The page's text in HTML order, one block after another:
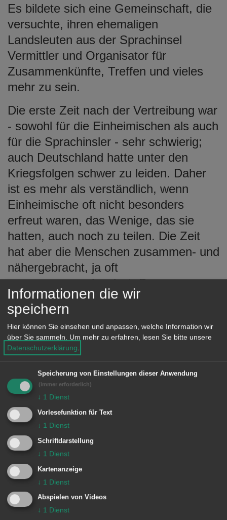
Es bildete sich eine Gemeinschaft, die
versuchte, ihren ehemaligen
Landsleuten aus der Sprachinsel
Vermittler und Organisator für
Zusammenkünfte, Treffen und vieles
mehr zu sein.
Die erste Zeit nach der Vertreibung war
- sowohl für die Einheimischen als auch
für die Sprachinsler - sehr schwierig;
auch Deutschland hatte unter den
Kriegsfolgen schwer zu leiden. Daher
ist es mehr als verständlich, wenn
Einheimische oft nicht besonders
erfreut waren, das Wenige, das sie
hatten, auch noch zu teilen. Die Zeit
hat aber die Menschen zusammen- und
nähergebracht, ja oft
zusammengeschweisst. Der
wirtschaftliche Aufschwung war bald zu
spüren und die Vertriebenen fühlten
sich angekommen und angenommen.
Aalen übernimmt Patenschaft
Orginaltrachten der Wischauer (© Stadt Aalen)
Die Stadtverwaltung Aalen hat am 13.
September 1980 die offizielle
Patenschaft der "Wischauer"
übernommen.
Informationen die wir
speichern
Hier können Sie einsehen und anpassen, welche Information wir
über Sie sammeln. Um mehr zu erfahren, lesen Sie bitte unsere
Datenschutzerklärung.
Speicherung von Einstellungen dieser Anwendung
(immer erforderlich)
↓ 1 Dienst
Vorlesefunktion für Text
↓ 1 Dienst
Schriftdarstellung
↓ 1 Dienst
Kartenanzeige
↓ 1 Dienst
Abspielen von Videos
↓ 1 Dienst